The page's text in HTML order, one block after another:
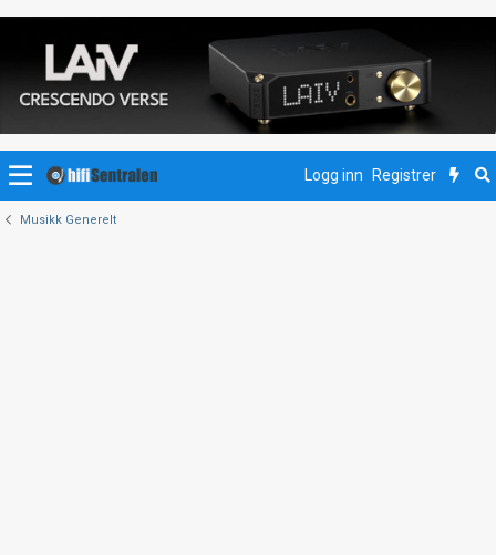
Logg inn Registrer
Musikk Generelt